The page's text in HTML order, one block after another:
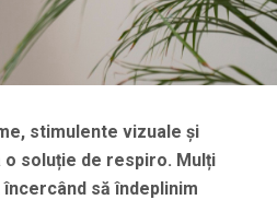
stimulente vizuale și
o soluție de respiro. Mulți
să îndeplinim